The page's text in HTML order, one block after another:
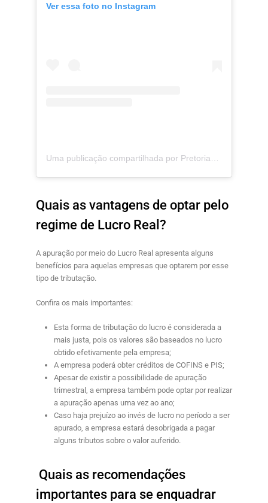
Ver essa foto no Instagram
Quais as vantagens de optar pelo
regime de Lucro Real?
A apuração por meio do Lucro Real apresenta alguns
benefícios para aquelas empresas que optarem por esse
tipo de tributação.
Confira os mais importantes:
Esta forma de tributação do lucro é considerada a
mais justa, pois os valores são baseados no lucro
obtido efetivamente pela empresa;
A empresa poderá obter créditos de COFINS e PIS;
Apesar de existir a possibilidade de apuração
trimestral, a empresa também pode optar por realizar
a apuração apenas uma vez ao ano;
Caso haja prejuízo ao invés de lucro no período a ser
apurado, a empresa estará desobrigada a pagar
alguns tributos sobre o valor auferido.
Quais as recomendações
importantes para se enquadrar